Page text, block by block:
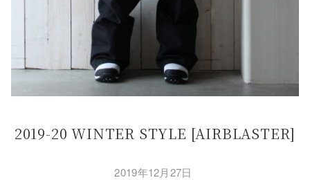
2019-20 WINTER STYLE [AIRBLASTER]
2019年12月27日